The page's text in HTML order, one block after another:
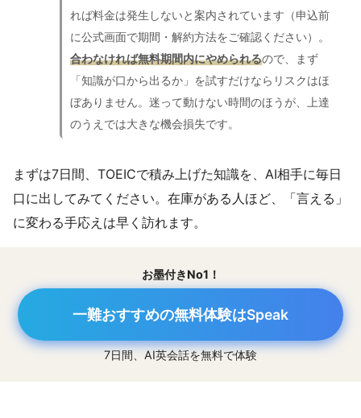
れば料金は発生しないと案内されています（申込前
に公式画面で期間・解約方法をご確認ください）。
合わなければ無料期間内にやめられるので、まず
「知識が口から出るか」を試すだけならリスクはほ
ぼありません。迷って動けない時間のほうが、上達
のうえでは大きな機会損失です。
まずは7日間、TOEICで積み上げた知識を、AI相手に毎日
口に出してみてください。在庫がある人ほど、「言える」
に変わる手応えは早く訪れます。
お墨付きNo1！
一難おすすめの無料体験はSpeak
7日間、AI英会話を無料で体験